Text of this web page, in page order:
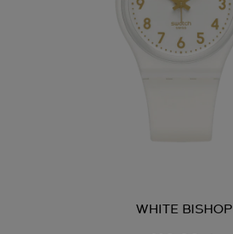
WHITE BISHOP